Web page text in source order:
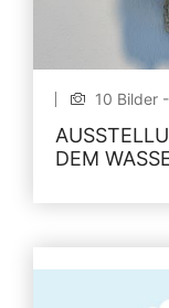
10 Bilder
DEM